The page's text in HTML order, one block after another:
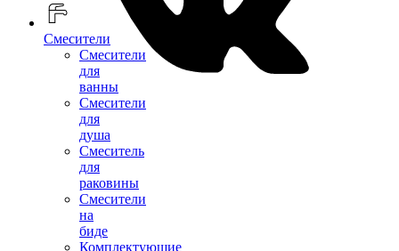
Смесители
Смесители
для
ванны
Смесители
для
душа
Смеситель
для
раковины
Смесители
на
биде
Комплектующие